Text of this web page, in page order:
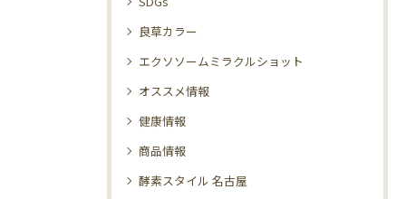
良草カラー
エクソソームミラクルショット
オススメ情報
健康情報
商品情報
酵素スタイル 名古屋